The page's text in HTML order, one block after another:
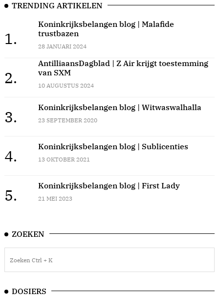
TRENDING ARTIKELEN
1.
Koninkrijksbelangen blog | Malafide
trustbazen
28 JANUARI 2024
2.
AntilliaansDagblad | Z Air krijgt toestemming
van SXM
10 AUGUSTUS 2024
3.
Koninkrijksbelangen blog | Witwaswalhalla
23 SEPTEMBER 2020
4.
Koninkrijksbelangen blog | Sublicenties
13 OKTOBER 2021
5.
Koninkrijksbelangen blog | First Lady
21 MEI 2023
ZOEKEN
DOSIERS